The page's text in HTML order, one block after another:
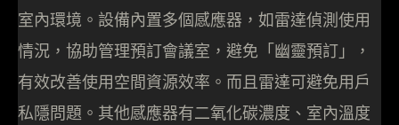
室內環境。設備內置多個感應器，如雷達偵測使用
情況，協助管理預訂會議室，避免「幽靈預訂」，
有效改善使用空間資源效率。而且雷達可避免用戶
私隱問題。其他感應器有二氧化碳濃度、室內溫度